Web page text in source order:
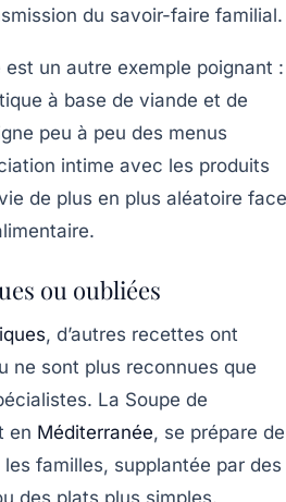
du savoir-faire familial.
est un autre exemple poignant :
à base de viande et de
peu à peu des menus
intime avec les produits
de plus en plus aléatoire face
ou oubliées
, d’autres recettes ont
ne sont plus reconnues que
La Soupe de
en Méditerranée, se prépare de
familles, supplantée par des
des plats plus simples.